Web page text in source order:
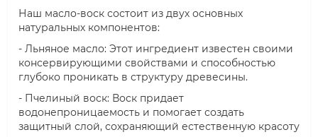
Наш масло-воск состоит из двух основных
натуральных компонентов:
- Льняное масло: Этот ингредиент известен своими
консервирующими свойствами и способностью
глубоко проникать в структуру древесины.
- Пчелиный воск: Воск придает
водонепроницаемость и помогает создать
защитный слой, сохраняющий естественную красоту